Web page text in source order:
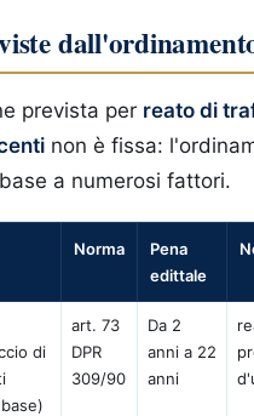
prevista per reato di
non è fissa:
a numerosi fattori.
Norma
Pena
edittale
di
art. 73
DPR
309/90
Da 2
anni a 22
anni